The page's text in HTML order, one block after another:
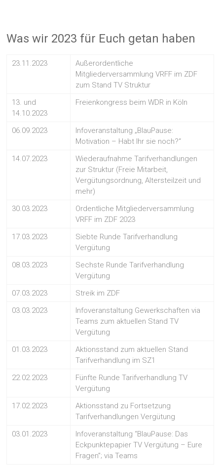
Was wir 2023 für Euch getan haben
23.11.2023
Außerordentliche
Mitgliederversammlung VRFF im ZDF
zum Stand TV Struktur
13. und
14.10.2023
Freienkongress beim WDR in Köln
06.09.2023
Infoveranstaltung „BlauPause:
Motivation – Habt Ihr sie noch?“
14.07.2023
Wiederaufnahme Tarifverhandlungen
zur Struktur (Freie Mitarbeit,
Vergütungsordnung, Altersteilzeit und
mehr)
30.03.2023
Ordentliche Mitgliederversammlung
VRFF im ZDF 2023
17.03.2023
Siebte Runde Tarifverhandlung
Vergütung
08.03.2023
Sechste Runde Tarifverhandlung
Vergütung
07.03.2023
Streik im ZDF
03.03.2023
Infoveranstaltung Gewerkschaften via
Teams zum aktuellen Stand TV
Vergütung
01.03.2023
Aktionsstand zum aktuellen Stand
Tarifverhandlung im SZ1
22.02.2023
Fünfte Runde Tarifverhandlung TV
Vergütung
17.02.2023
Aktionsstand zu Fortsetzung
Tarifverhandlungen Vergütung
03.01.2023
Infoveranstaltung “BlauPause: Das
Eckpunktepapier TV Vergütung – Eure
Fragen”; via Teams